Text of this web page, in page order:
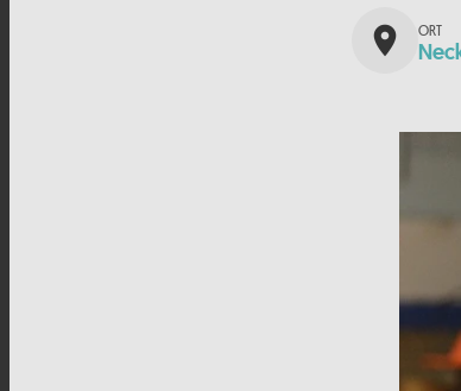
place